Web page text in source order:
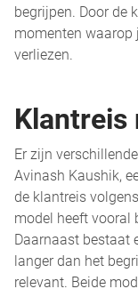
begrijpen. Door de
momenten waarop
verliezen.
Klantreis
Er zijn
Avinash Kaushik,
de klantreis
model heeft vooral
Daarnaast bestaat
langer dan het
relevant. Beide